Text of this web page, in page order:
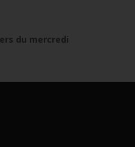
du mercredi